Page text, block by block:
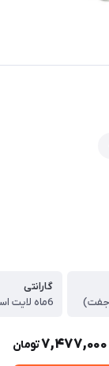
گارانتی
6ماه لایت اسپرت
7,477,000تومان